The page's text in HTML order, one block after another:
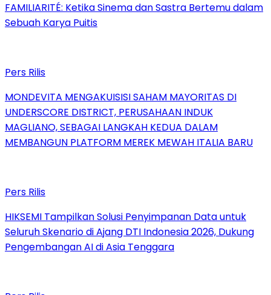
FAMILIARITÉ: Ketika Sinema dan Sastra Bertemu dalam
Sebuah Karya Puitis
Pers Rilis
MONDEVITA MENGAKUISISI SAHAM MAYORITAS DI
UNDERSCORE DISTRICT, PERUSAHAAN INDUK
MAGLIANO, SEBAGAI LANGKAH KEDUA DALAM
MEMBANGUN PLATFORM MEREK MEWAH ITALIA BARU
Pers Rilis
HIKSEMI Tampilkan Solusi Penyimpanan Data untuk
Seluruh Skenario di Ajang DTI Indonesia 2026, Dukung
Pengembangan AI di Asia Tenggara